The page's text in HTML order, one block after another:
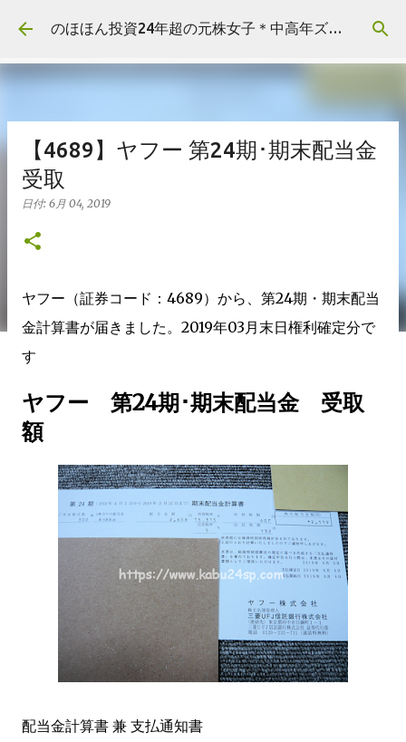
スキップしてメイン コンテンツに移動のほほん投資24年超の元株女子＊中高年ズボラ主婦の資産運用
【4689】ヤフー 第24期･期末配当金
受取
日付: 6月 04, 2019
ヤフー（証券コード：4689）から、第24期・期末配当
金計算書が届きました。2019年03月末日権利確定分で
す
ヤフー 第24期･期末配当金 受取
額
配当金計算書 兼 支払通知書